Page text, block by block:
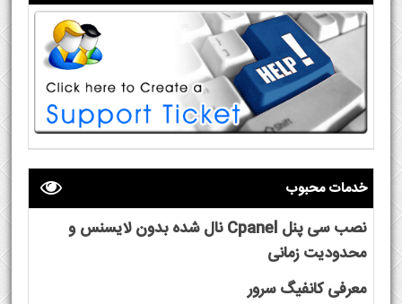
خدمات محبوب
نصب سی پنل Cpanel نال شده بدون لایسنس و
محدودیت زمانی
معرفی کانفیگ سرور